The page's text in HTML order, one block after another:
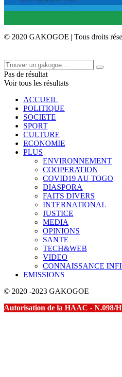
© 2020 GAKOGOE | Tous droits
Pas de résultat
Voir tous les résultats
ACCUEIL
POLITIQUE
SOCIETE
SPORT
CULTURE
ECONOMIE
PLUS
ENVIRONNEMENT
COOPERATION
COVID19 AU TOGO
DIASPORA
FAITS DIVERS
INTERNATIONAL
JUSTICE
MEDIA
OPINIONS
SANTE
TECH&WEB
VIDEO
CONNAISSANCE
EMISSIONS
© 2020 -2023 GAKOGOE
Autorisation de la HAAC - N.098/